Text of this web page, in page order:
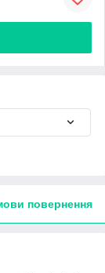
повернення